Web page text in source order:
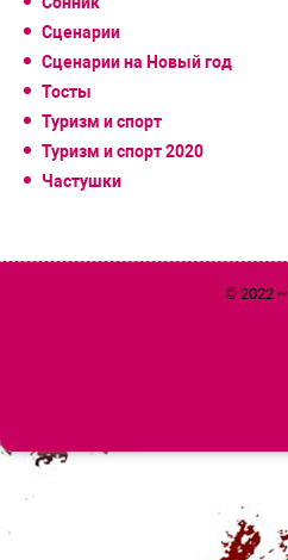
Сценарии
Сценарии на Новый год
Тосты
Туризм и спорт
Туризм и спорт 2020
Частушки
© 2022 ~